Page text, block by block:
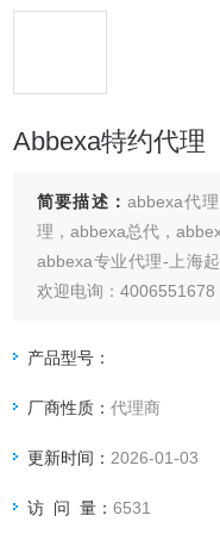
Abbexa特约代理
简要描述： abbexa代
理，abbexa总代，
abbexa专业代理-上海
欢迎电询：4006551678
产品型号：
厂商性质：代理商
更新时间： 2026-01-03
访 问 量：6531